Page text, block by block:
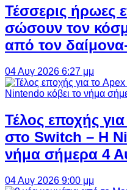
Τέσσερις ήρωες
σώσουν τον
από τον
04 Αυγ 2026 6:27 μμ
Τέλος εποχής
στο Switch – Η
νήμα σήμερα 4
04 Αυγ 2026 9:00 μμ